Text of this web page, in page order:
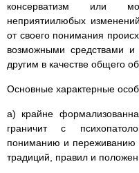
консерватизм или
неприятиилюбых
от своего понимания
возможными средствами и
другим в качестве общего
Основные характерные
а) крайне
граничит с
пониманию и
традиций, правил и